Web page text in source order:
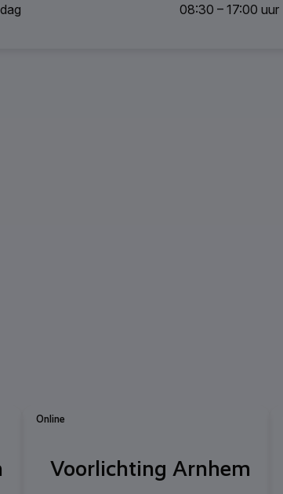
08:30 – 17:00 uur
Online
Voorlichting Arnhem